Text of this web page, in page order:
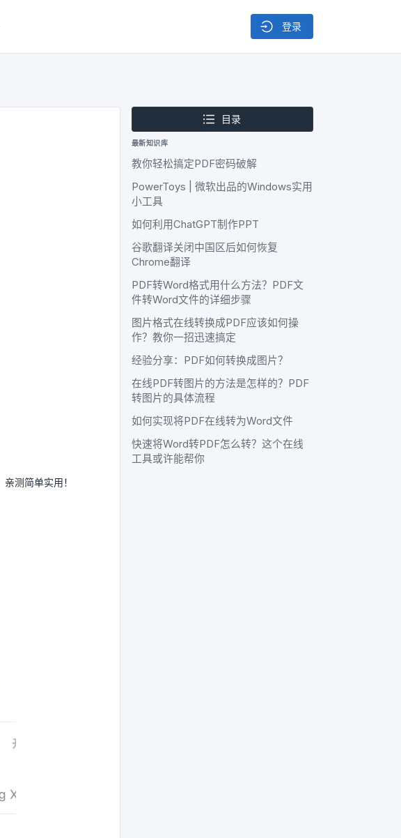
登录
目录
最新知识库
教你轻松搞定PDF密码破解
PowerToys | 微软出品的Windows实用
小工具
如何利用ChatGPT制作PPT
谷歌翻译关闭中国区后如何恢复
Chrome翻译
PDF转Word格式用什么方法？PDF文
件转Word文件的详细步骤
图片格式在线转换成PDF应该如何操
作？教你一招迅速搞定
经验分享：PDF如何转换成图片？
在线PDF转图片的方法是怎样的？PDF
转图片的具体流程
如何实现将PDF在线转为Word文件
快速将Word转PDF怎么转？这个在线
工具或许能帮你
亲测简单实用！